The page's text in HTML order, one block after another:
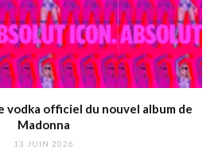
vodka officiel du nouvel album de
Madonna
13 JUIN 2026